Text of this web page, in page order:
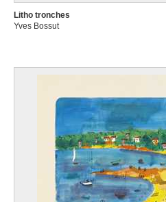
Litho tronches
Yves Bossut